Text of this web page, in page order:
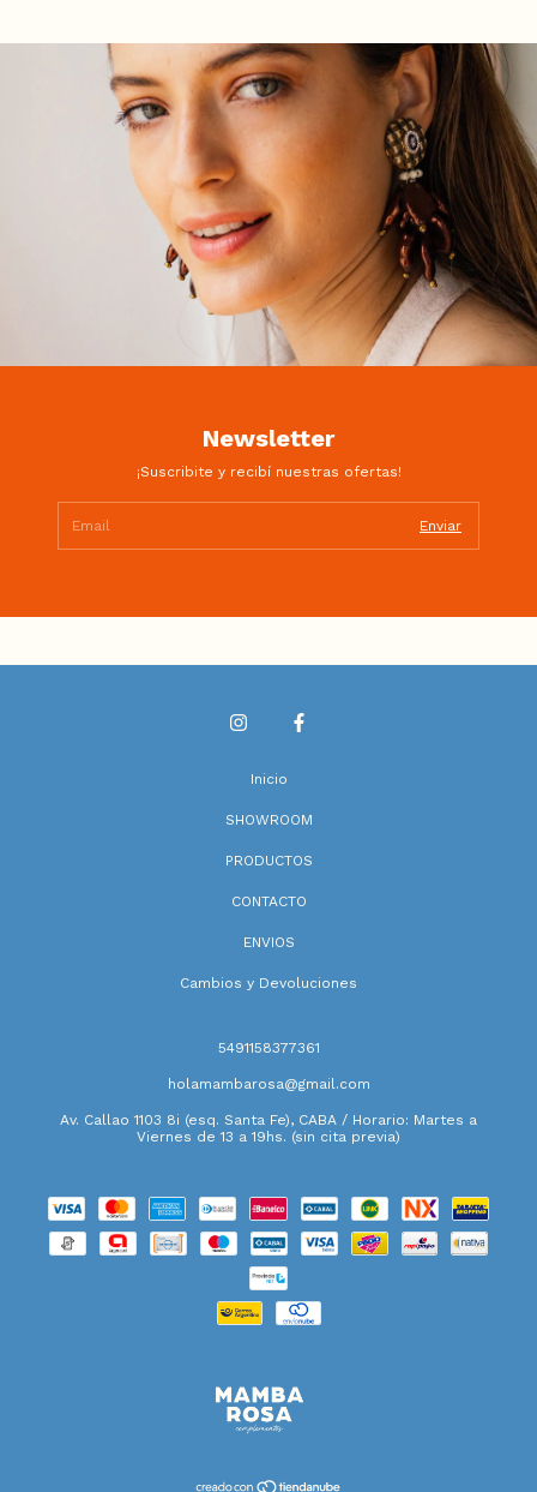
Newsletter
¡Suscribite y recibí nuestras ofertas!
Inicio
SHOWROOM
PRODUCTOS
CONTACTO
ENVIOS
Cambios y Devoluciones
5491158377361
holamambarosa@gmail.com
Av. Callao 1103 8i (esq. Santa Fe), CABA / Horario: Martes a
Viernes de 13 a 19hs. (sin cita previa)